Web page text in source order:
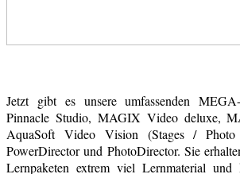
Jetzt gibt es unsere umfassenden
Pinnacle Studio, MAGIX Video deluxe,
AquaSoft Video Vision (Stages /
PowerDirector und PhotoDirector. Sie
Lernpaketen extrem viel Lernmaterial